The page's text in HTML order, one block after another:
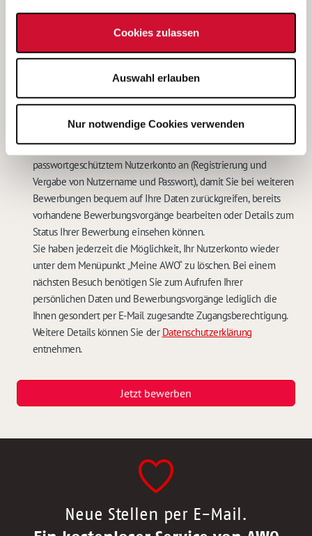
Cookies zulassen
Auswahl erlauben
Nur notwendige Cookies verwenden
dem Betreiber unter den imImpressumgenannten
Kontaktdaten widerrufen. In diesem Falle werden meine
Betreibers, als auch bei der für das Stellenangebot
verantwortlichen Stelle gelöscht.
Eine weitere Bearbeitung meiner Bewerbung ist in diesem Fall
Mit dem Abschicken Ihrer Online-Bewerbung bieten wir Ihnen
die Speicherung Ihrer persönlichen Daten in einem
passwortgeschütztem Nutzerkonto an (Registrierung und
Vergabe von Nutzername und Passwort), damit Sie bei weiteren
Bewerbungen bequem auf Ihre Daten zurückgreifen, bereits
vorhandene Bewerbungsvorgänge bearbeiten oder Details zum
Status Ihrer Bewerbung einsehen können.
Sie haben jederzeit die Möglichkeit, Ihr Nutzerkonto wieder
unter dem Menüpunkt „Meine AWO“ zu löschen. Bei einem
nächsten Besuch benötigen Sie zum Aufrufen Ihrer
persönlichen Daten und Bewerbungsvorgänge lediglich die
Ihnen gesondert per E-Mail zugesandte Zugangsberechtigung.
Weitere Details können Sie der Datenschutzerklärung
entnehmen.
Jetzt bewerben
Neue Stellen per E-Mail.